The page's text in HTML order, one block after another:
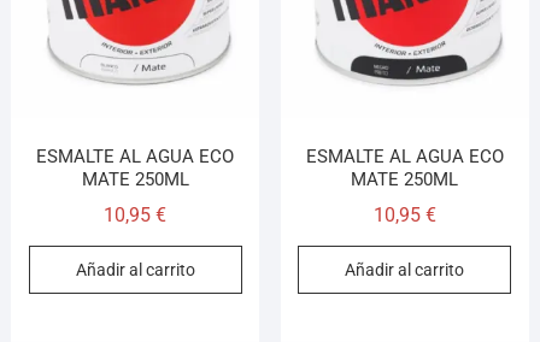
ESMALTE AL AGUA ECO
MATE 250ML
10,95€
Añadir al carrito
ESMALTE AL AGUA ECO
MATE 250ML
10,95 €
Añadir al carrito